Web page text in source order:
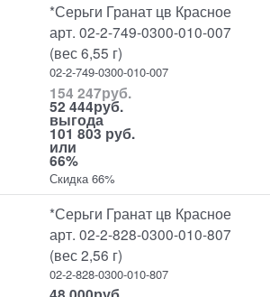
*Серьги Гранат цв Красное
арт. 02-2-749-0300-010-007
(вес 6,55 г)
02-2-749-0300-010-007
154 247руб.
52 444руб.
выгода
101 803 руб.
или
66%
Скидка 66%
*Серьги Гранат цв Красное
арт. 02-2-828-0300-010-807
(вес 2,56 г)
02-2-828-0300-010-807